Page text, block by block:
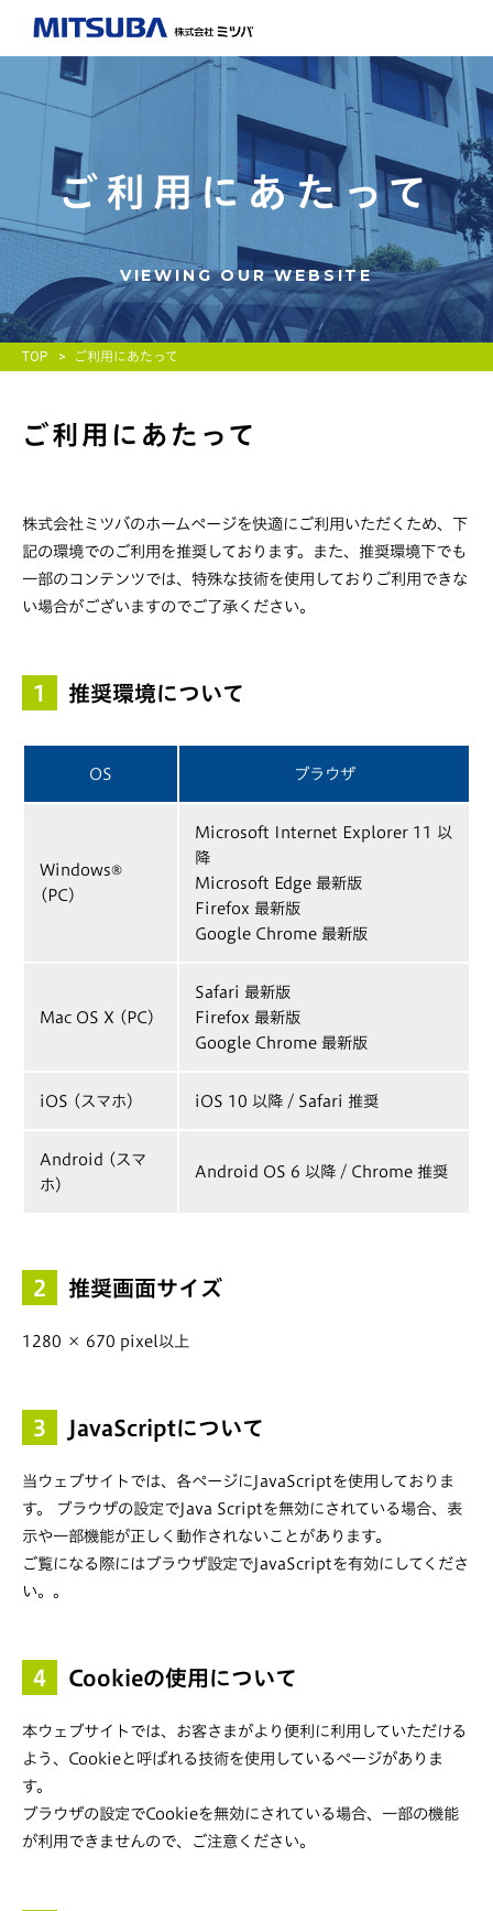
ご利用にあたって
VIEWING OUR WEBSITE
TOP ご利用にあたって
ご利用にあたって
株式会社ミツバのホームページを快適にご利用いただくため、下
記の環境でのご利用を推奨しております。また、推奨環境下でも
一部のコンテンツでは、特殊な技術を使用しておりご利用できな
い場合がございますのでご了承ください。
1 推奨環境について
OS ブラウザ
Windows®
(PC)
Microsoft Internet Explorer 11 以
降
Microsoft Edge 最新版
Firefox 最新版
Google Chrome 最新版
Mac OS X (PC)
Safari 最新版
Firefox 最新版
Google Chrome 最新版
iOS (スマホ) iOS 10 以降 / Safari 推奨
Android (スマ
ホ)
Android OS 6 以降 / Chrome 推奨
2 推奨画面サイズ
1280 × 670 pixel以上
3 JavaScriptについて
当ウェブサイトでは、各ページにJavaScriptを使用しておりま
す。 ブラウザの設定でJava Scriptを無効にされている場合、表
示や一部機能が正しく動作されないことがあります。
ご覧になる際にはブラウザ設定でJavaScriptを有効にしてくださ
い。。
4 Cookieの使用について
本ウェブサイトでは、お客さまがより便利に利用していただける
よう、Cookieと呼ばれる技術を使用しているページがありま
す。
ブラウザの設定でCookieを無効にされている場合、一部の機能
が利用できませんので、ご注意ください。